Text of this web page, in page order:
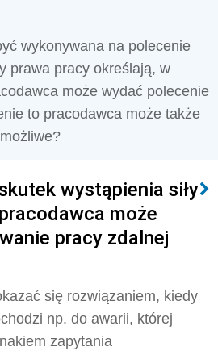
wykonywana na polecenie
prawa pracy określają, w
może wydać polecenie
to pracodawca może także
wystąpienia siły
może
pracy zdalnej
się rozwiązaniem, kiedy
np. do awarii, której
zapytania